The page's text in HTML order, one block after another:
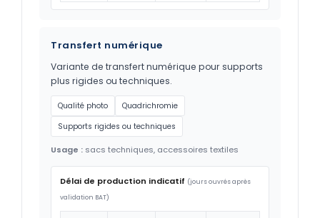
Transfert numérique
Variante de transfert numérique pour supports
plus rigides ou techniques.
Qualité photo
Quadrichromie
Supports rigides ou techniques
Usage : sacs techniques, accessoires textiles
Délai de production indicatif (jours ouvrés après
validation BAT)